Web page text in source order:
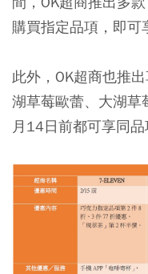
購買指定品項，即可
此外，OK超商也推
湖草莓歐蕾、大湖草
月14日前都可享同品